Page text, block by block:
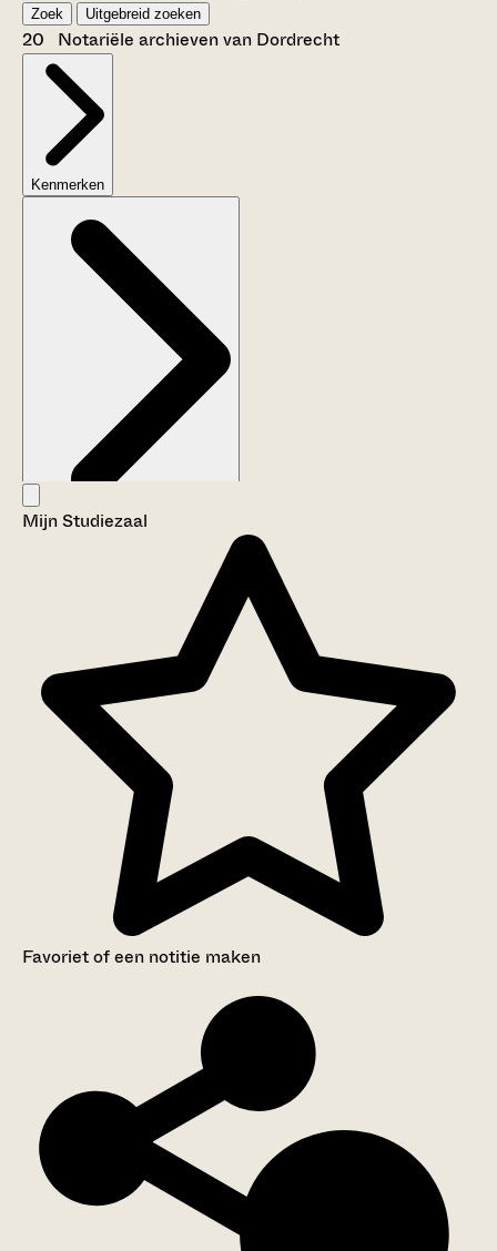
Zoek Uitgebreid zoeken
20 Notariële archieven van Dordrecht
Kenmerken
Aanwijzingen voor de gebruiker
Mijn Studiezaal
Favoriet of een notitie maken